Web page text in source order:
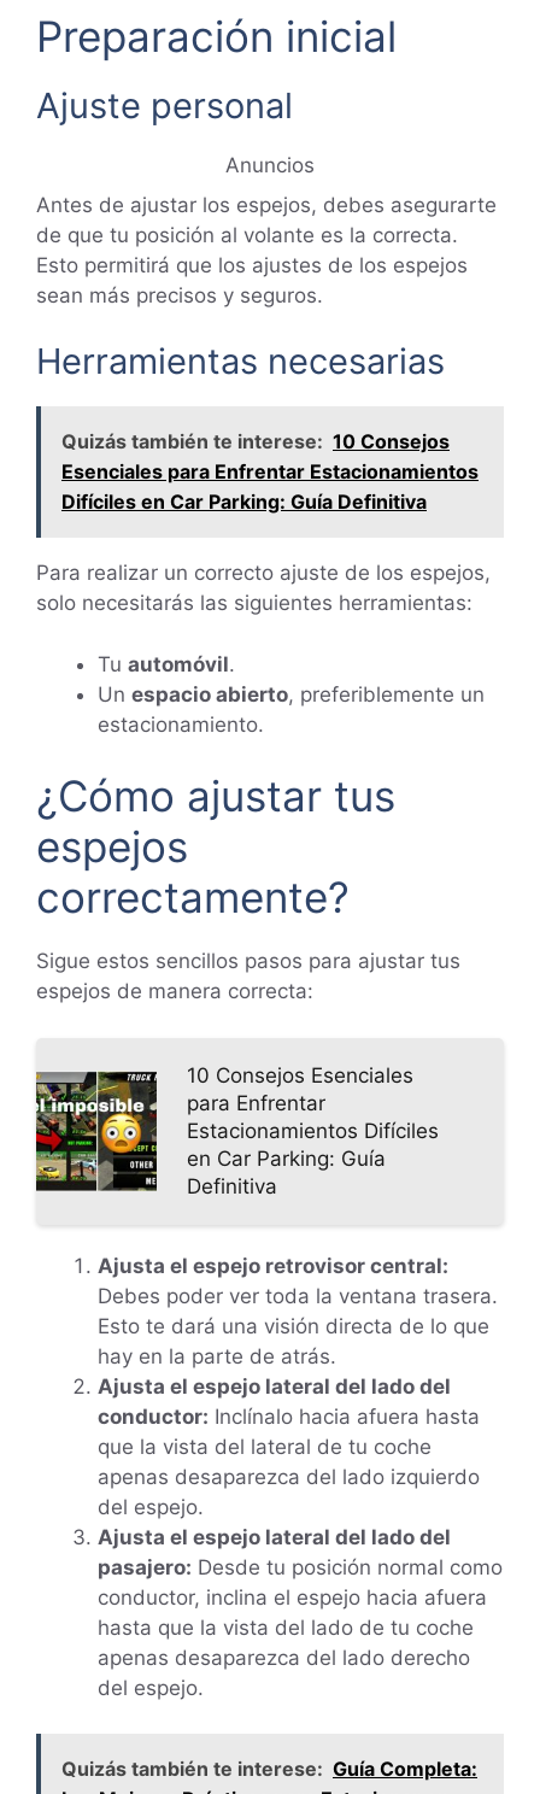
Preparación inicial
Ajuste personal
Anuncios
Antes de ajustar los espejos, debes asegurarte
de que tu posición al volante es la correcta.
Esto permitirá que los ajustes de los espejos
sean más precisos y seguros.
Herramientas necesarias
Quizás también te interese: 10 Consejos
Esenciales para Enfrentar Estacionamientos
Difíciles en Car Parking: Guía Definitiva
Para realizar un correcto ajuste de los espejos,
solo necesitarás las siguientes herramientas:
Tu automóvil.
Un espacio abierto, preferiblemente un
estacionamiento.
¿Cómo ajustar tus
espejos
correctamente?
Sigue estos sencillos pasos para ajustar tus
espejos de manera correcta:
10 Consejos Esenciales
para Enfrentar
Estacionamientos Difíciles
en Car Parking: Guía
Definitiva
Ajusta el espejo retrovisor central:
Debes poder ver toda la ventana trasera.
Esto te dará una visión directa de lo que
hay en la parte de atrás.
Ajusta el espejo lateral del lado del
conductor: Inclínalo hacia afuera hasta
que la vista del lateral de tu coche
apenas desaparezca del lado izquierdo
del espejo.
Ajusta el espejo lateral del lado del
pasajero: Desde tu posición normal como
conductor, inclina el espejo hacia afuera
hasta que la vista del lado de tu coche
apenas desaparezca del lado derecho
del espejo.
Quizás también te interese: Guía Completa: